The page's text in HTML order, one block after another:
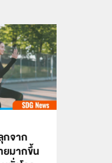
กจาก
ยมากขึ้น